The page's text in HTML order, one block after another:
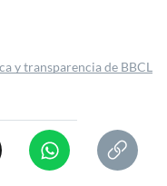
y transparencia de BBCL